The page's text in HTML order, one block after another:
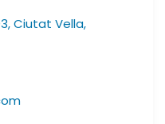
Ciutat Vella,